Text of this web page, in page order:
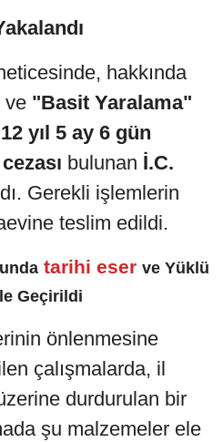
hakkında
ve "Basit Yaralama"
12 yıl 5 ay 6 gün
bulunan İ.C.
Gerekli işlemlerin
teslim edildi.
tarihi eser ve Yüklü
Geçirildi
önlenmesine
çalışmalarda, il
durdurulan bir
şu malzemeler ele